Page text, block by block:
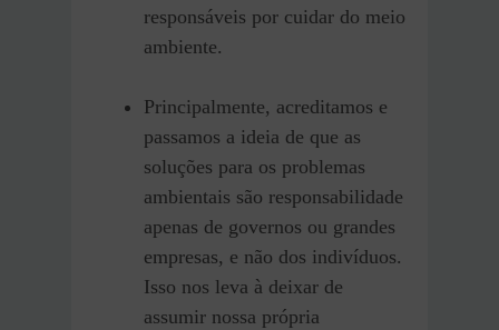
responsáveis por cuidar do meio
ambiente.
Principalmente, acreditamos e
passamos a ideia de que as
soluções para os problemas
ambientais são responsabilidade
apenas de governos ou grandes
empresas, e não dos indivíduos.
Isso nos leva à deixar de
assumir nossa própria